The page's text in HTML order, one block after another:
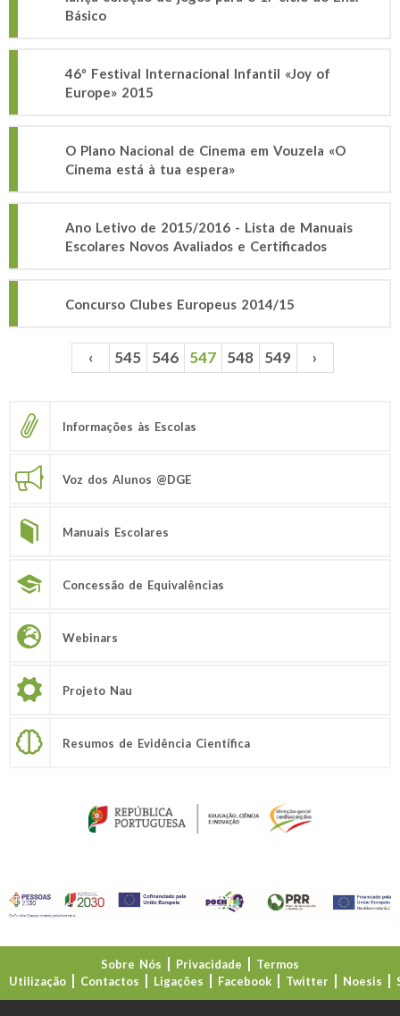
Básico
46º Festival Internacional Infantil «Joy of
Europe» 2015
O Plano Nacional de Cinema em Vouzela «O
Cinema está à tua espera»
Ano Letivo de 2015/2016 - Lista de Manuais
Escolares Novos Avaliados e Certificados
Concurso Clubes Europeus 2014/15
Páginas ‹ 545 546 547 548 549 ›
Informações às Escolas
Voz dos Alunos @DGE
Manuais Escolares
Concessão de Equivalências
Webinars
Projeto Nau
Resumos de Evidência Científica
Sobre Nós Privacidade
Termos
Utilização
Contactos Ligações Facebook Twitter Noesis